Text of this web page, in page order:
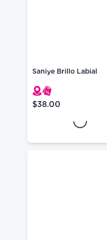
Saniye Brillo Labial
$38.00
precio actual $38.00